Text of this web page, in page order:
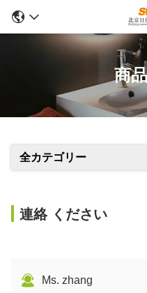
商
全カテゴリー
連絡 ください
Ms. zhang